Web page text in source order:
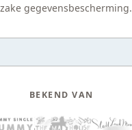
gegevensbescherming.
BEKEND VAN